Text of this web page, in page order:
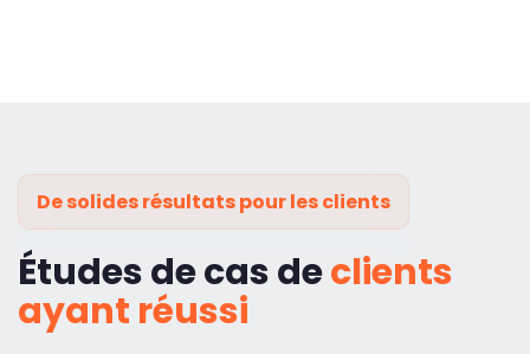
De solides résultats pour les clients
Études de cas declients
ayant réussi